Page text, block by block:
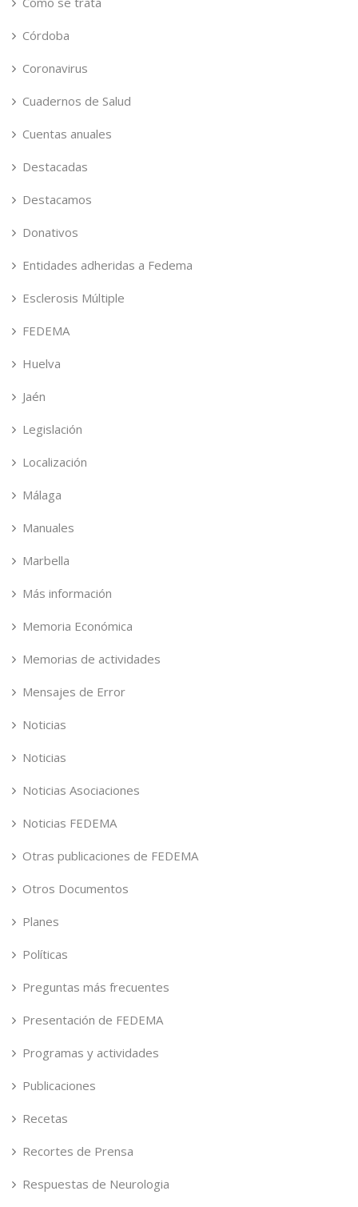
Córdoba
Coronavirus
Cuadernos de Salud
Cuentas anuales
Destacadas
Destacamos
Donativos
Entidades adheridas a Fedema
Esclerosis Múltiple
FEDEMA
Huelva
Jaén
Legislación
Localización
Málaga
Manuales
Marbella
Más información
Memoria Económica
Memorias de actividades
Mensajes de Error
Noticias
Noticias
Noticias Asociaciones
Noticias FEDEMA
Otras publicaciones de FEDEMA
Otros Documentos
Planes
Políticas
Preguntas más frecuentes
Presentación de FEDEMA
Programas y actividades
Publicaciones
Recetas
Recortes de Prensa
Respuestas de Neurologia